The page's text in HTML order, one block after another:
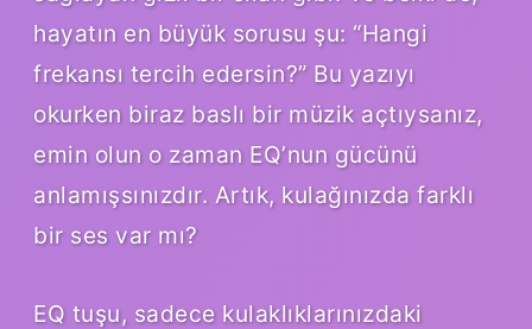
hayatın en büyük sorusu şu: “Hangi
frekansı tercih edersin?” Bu yazıyı
okurken biraz baslı bir müzik açtıysanız,
emin olun o zaman EQ’nun gücünü
anlamışsınızdır. Artık, kulağınızda farklı
bir ses var mı?
EQ tuşu, sadece kulaklıklarınızdaki